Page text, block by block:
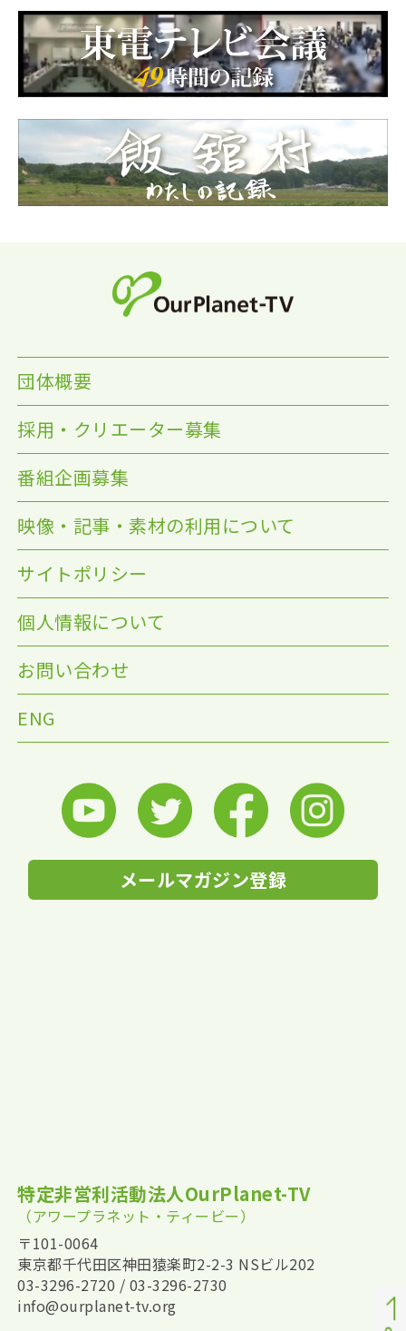
団体概要
採用・クリエーター募集
番組企画募集
映像・記事・素材の利用について
サイトポリシー
個人情報について
お問い合わせ
ENG
メールマガジン登録
特定非営利活動法人OurPlanet-TV
（アワープラネット・ティービー）
〒101-0064
東京都千代田区神田猿楽町2-2-3 NSビル202
03-3296-2720 / 03-3296-2730
info@ourplanet-tv.org